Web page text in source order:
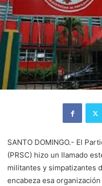
SANTO DOMINGO.- El
(PRSC) hizo un llamado
militantes y simpatizantes
encabeza esa